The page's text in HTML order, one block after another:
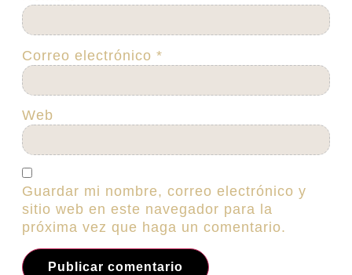
Nombre*
Correo electrónico*
Web
Guardar mi nombre, correo electrónico y
sitio web en este navegador para la